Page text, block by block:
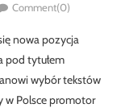
Comment(0)
nowa pozycja
pod tytułem
wybór tekstów
w Polsce promotor